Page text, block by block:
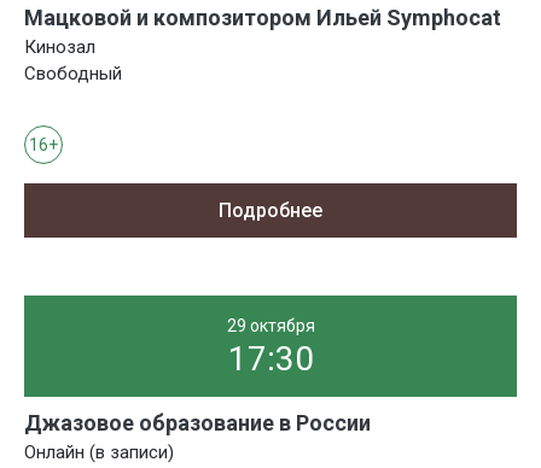
Мацковой и композитором Ильей Symphocat
Кинозал
Свободный
16+
Подробнее
29 октября
17:30
Джазовое образование в России
Онлайн (в записи)